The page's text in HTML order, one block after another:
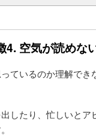
4. 空気が読めな
ているのか理解で
したり、忙しいと